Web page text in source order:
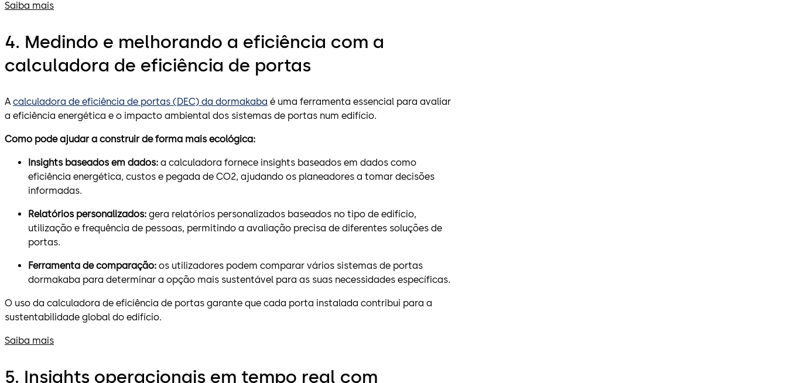
Saiba mais
4. Medindo e melhorando a eficiência com a
calculadora de eficiência de portas
Acalculadora de eficiência de portas (DEC) da dormakaba é uma ferramenta essencial para avaliar
a eficiência energética e o impacto ambiental dos sistemas de portas num edifício.
Como pode ajudar a construir de forma mais ecológica:
Insights baseados em dados: a calculadora fornece insights baseados em dados como
eficiência energética, custos e pegada de CO2, ajudando os planeadores a tomar decisões
informadas.
Relatórios personalizados: gera relatórios personalizados baseados no tipo de edifício,
utilização e frequência de pessoas, permitindo a avaliação precisa de diferentes soluções de
portas.
Ferramenta de comparação: os utilizadores podem comparar vários sistemas de portas
dormakaba para determinar a opção mais sustentável para as suas necessidades específicas.
O uso da calculadora de eficiência de portas garante que cada porta instalada contribui para a
sustentabilidade global do edifício.
Saiba mais
5. Insights operacionais em tempo real com